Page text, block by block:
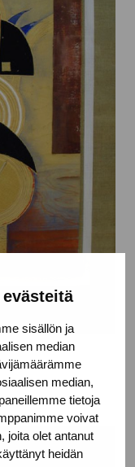
sisällön ja
median
median,
tietoja
voivat
joita olet antanut
heidän